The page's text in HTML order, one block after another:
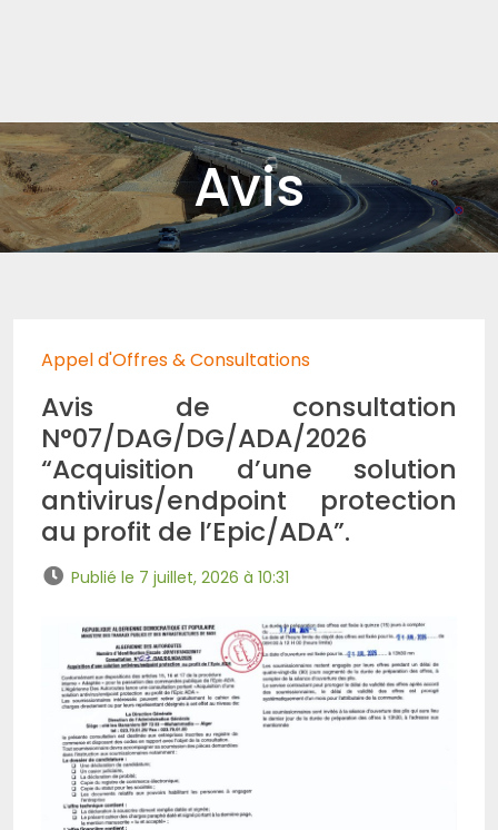
Avis
Appel d'Offres & Consultations
Avis de consultation
N°07/DAG/DG/ADA/2026
“Acquisition d’une solution
antivirus/endpoint protection
au profit de l’Epic/ADA”.
Publié le 7 juillet, 2026 à 10:31